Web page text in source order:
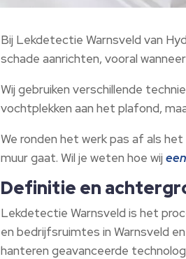
Bij Lekdetectie Warnsveld van
schade aanrichten, vooral
Wij gebruiken verschillende
vochtplekken aan het plafond,
We ronden het werk pas af als
muur gaat. Wil je weten hoe wij
Definitie en
Lekdetectie Warnsveld is het
en bedrijfsruimtes in Warnsveld
hanteren geavanceerde